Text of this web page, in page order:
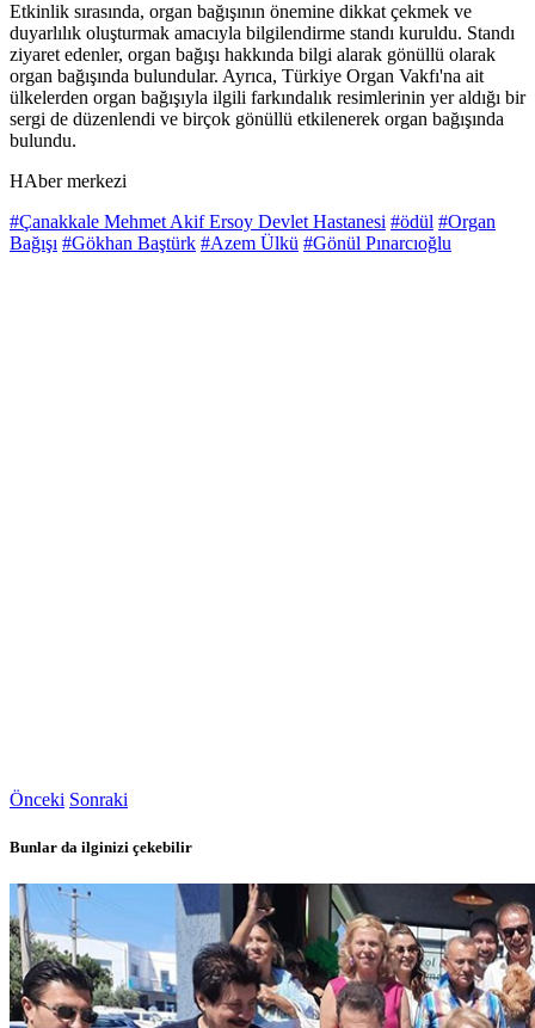
Etkinlik sırasında, organ bağışının önemine dikkat çekmek ve
duyarlılık oluşturmak amacıyla bilgilendirme standı kuruldu. Standı
ziyaret edenler, organ bağışı hakkında bilgi alarak gönüllü olarak
organ bağışında bulundular. Ayrıca, Türkiye Organ Vakfı'na ait
ülkelerden organ bağışıyla ilgili farkındalık resimlerinin yer aldığı bir
sergi de düzenlendi ve birçok gönüllü etkilenerek organ bağışında
bulundu.
HAber merkezi
#Çanakkale Mehmet Akif Ersoy Devlet Hastanesi #ödül #Organ
Bağışı #Gökhan Baştürk #Azem Ülkü #Gönül Pınarcıoğlu
Önceki Sonraki
Bunlar da ilginizi çekebilir